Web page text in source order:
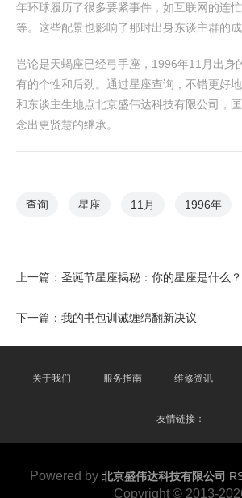
年环球履历了很多要紧事件，如互联网的连
等。这些配景也影响了那时出身东谈主群的成
岂论是天蝎座已经弓手座，1996年11月出身
有的个性和后劲。通过星座查询，不错更好
和东谈主生地点北京盛伟达科技有限公司，
念出更贤慧的继承。
查询 星座 11月 1996年
上一篇： 圣诞节星座揭秘：你的星座是什么？
下一篇： 我的书包训诫缠绵翻新决议
关于我们 服务指南 维修资讯
友情链接：
Powered by 北京盛伟达科技有限公司
Copyright © 2013-